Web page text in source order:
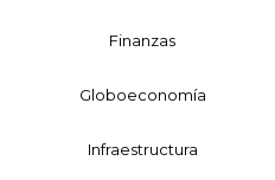
Finanzas
Globoeconomía
Infraestructura